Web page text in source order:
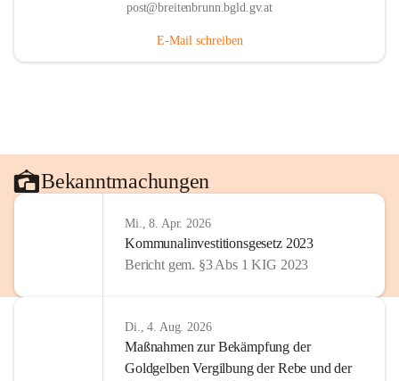
post@breitenbrunn.bgld.gv.at
E-Mail schreiben
Bekanntmachungen
Mi., 8. Apr. 2026
Kommunalinvestitionsgesetz 2023
Bericht gem. §3 Abs 1 KIG 2023
Di., 4. Aug. 2026
Maßnahmen zur Bekämpfung der
Goldgelben Vergilbung der Rebe und der